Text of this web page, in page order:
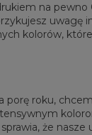
18,5 19
na pewno
uwagę
kolorów,
porę roku,
że nasze